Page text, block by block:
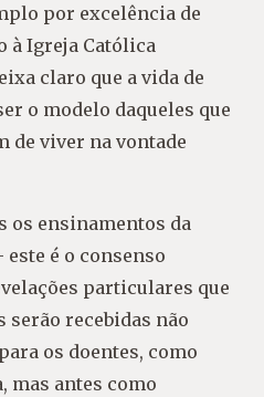
por excelência de
à Igreja Católica
claro que a vida de
o modelo daqueles que
de viver na vontade
os ensinamentos da
é o consenso
particulares que
serão recebidas não
os doentes, como
mas antes como